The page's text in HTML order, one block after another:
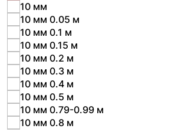
10 мм
10 мм 0.05 м
10 мм 0.1 м
10 мм 0.15 м
10 мм 0.2 м
10 мм 0.3 м
10 мм 0.4 м
10 мм 0.5 м
10 мм 0.79-0.99 м
10 мм 0.8 м